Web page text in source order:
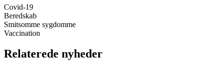
Covid-19
Beredskab
Smitsomme sygdomme
Vaccination
Relaterede nyheder